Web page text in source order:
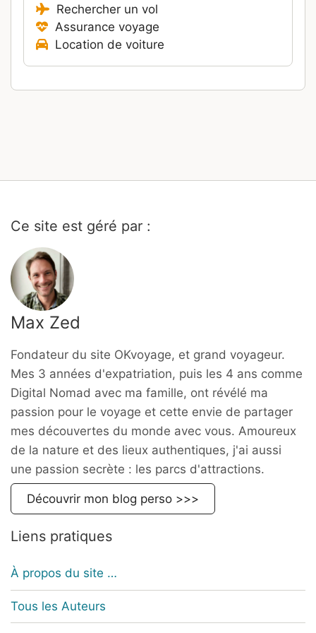
Rechercher un vol
Assurance voyage
Location de voiture
Ce site est géré par :
Max Zed
Fondateur du site OKvoyage, et grand voyageur.
Mes 3 années d'expatriation, puis les 4 ans comme
Digital Nomad avec ma famille, ont révélé ma
passion pour le voyage et cette envie de partager
mes découvertes du monde avec vous. Amoureux
de la nature et des lieux authentiques, j'ai aussi
une passion secrète : les parcs d'attractions.
Découvrir mon blog perso >>>
Liens pratiques
À propos du site …
Tous les Auteurs